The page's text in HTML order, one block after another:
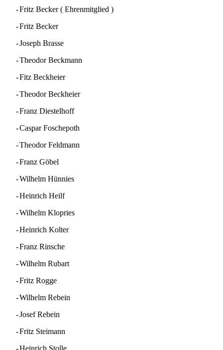
-Fritz Becker ( Ehrenmitglied )
-Fritz Becker
-Joseph Brasse
-Theodor Beckmann
-Fitz Beckheier
-Theodor Beckheier
-Franz Diestelhoff
-Caspar Foschepoth
-Theodor Feldmann
-Franz Göbel
-Wilhelm Hünnies
-Heinrich Heilf
-Wilhelm Klopries
-Heinrich Kolter
-Franz Rinsche
-Wilhelm Rubart
-Fritz Rogge
-Wilhelm Rebein
-Josef Rebein
-Fritz Steimann